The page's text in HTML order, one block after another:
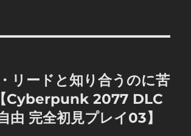
リードと知り合うのに苦
Cyberpunk 2077 DLC
由 完全初見プレイ03】